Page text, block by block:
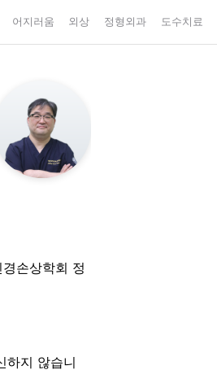
어지러움 외상 정형외과 도수치료
손상학회 정
하지 않습니